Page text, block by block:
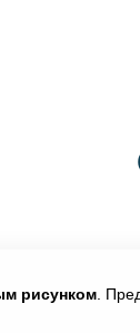
рисунком .